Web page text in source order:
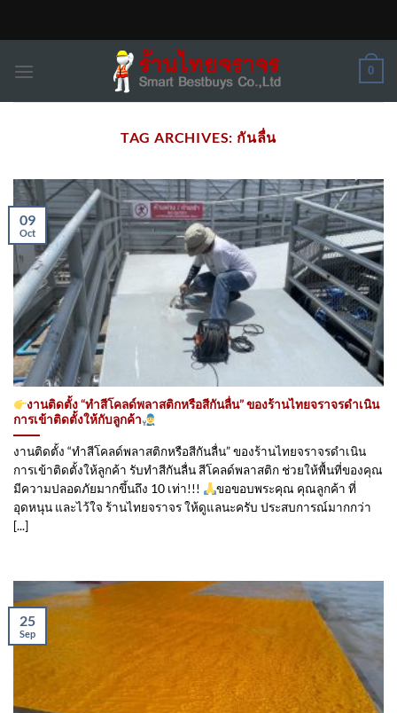
0
TAG ARCHIVES: กันลื่น
งานติดตั้ง “ทำสีโคลด์พลาสติกหรือสีกันลื่น” ของร้านไทยจราจรดำเนิน
การเข้าติดตั้ง​ให้กับลูกค้า
งานติดตั้ง “ทำสีโคลด์พลาสติกหรือสีกันลื่น” ของร้านไทยจราจรดำเนิน
การเข้าติดตั้ง​ให้ลูกค้า รับทำสีกันลื่น สีโคลด์พลาสติก ช่วยให้พื้นที่ของคุณ
มีความปลอดภัยมากขึ้นถึง 10 เท่า!!!
ขอขอบพระคุณ คุณลูกค้า ที่
อุดหนุน และไว้ใจ ร้านไทยจราจร ให้ดูแลนะครับ ประสบการณ์มากกว่า
[...]
09
Oct
25
Sep